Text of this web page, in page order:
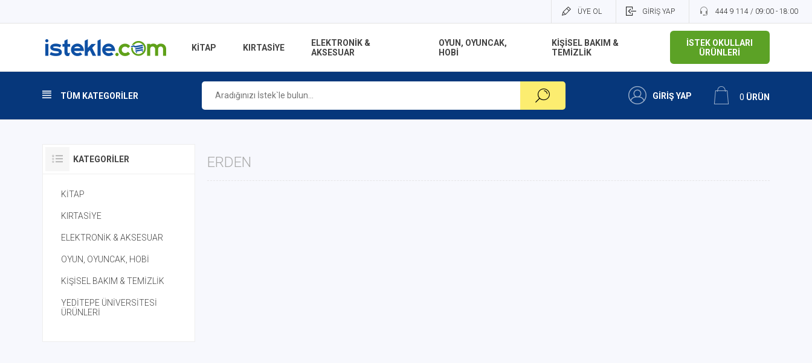
ÜYE OL GİRİŞ YAP 444 9 114 / 09:00 - 18:00
KİTAP KIRTASİYE
ELEKTRONİK &
AKSESUAR
OYUN, OYUNCAK,
HOBİ
KİŞİSEL BAKIM &
TEMİZLİK
İSTEK OKULLARI
ÜRÜNLERİ
TÜM KATEGORİLER GİRİŞ YAP 0 ÜRÜN
ERDEN
KATEGORILER
KİTAP
KIRTASİYE
ELEKTRONİK & AKSESUAR
OYUN, OYUNCAK, HOBİ
KİŞİSEL BAKIM & TEMİZLİK
YEDİTEPE ÜNİVERSİTESİ
ÜRÜNLERİ